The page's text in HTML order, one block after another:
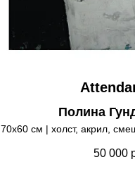
Полина
70х60 см | холст, акрил,
50 000